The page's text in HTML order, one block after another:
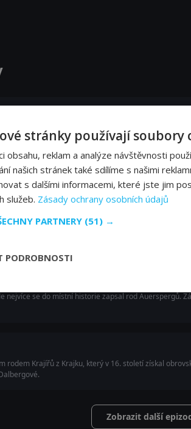
19. století, z něj učinili své prázdninové sídlo.
jmény dokáží turistům pěkně zamotat hlavu.
skloubit bohatou historii výjimečného objektu s
nejvíce se do místní historie zapsal rod Auerspergů.
rodem Krajířů z Krajku, který v 16. století získal
Zobrazit další
stránky používají soubory
obsahu, reklam a analýze návštěvnosti
našich stránek také sdílíme s našimi
s dalšími informacemi, které jste jim
služeb. Zásady ochrany osobních údajů
PARTNERY (51) →
PODROBNOSTI